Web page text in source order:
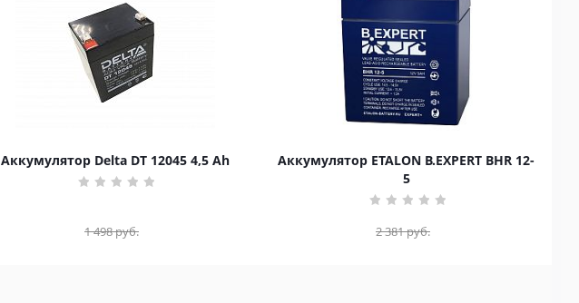
Аккумулятор Delta DT 12045 4,5 Ah
1 498руб.
Аккумулятор ETALON B.EXPERT BHR 12-
5
2 381руб.